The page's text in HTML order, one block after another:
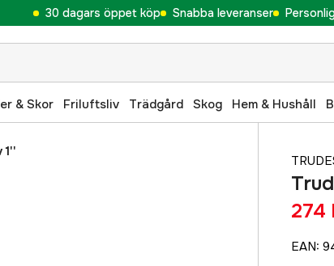
30 dagars öppet köp Snabba leveranser
& Skor Friluftsliv Trädgård Skog Hem & Hushåll
1''
274
EAN: